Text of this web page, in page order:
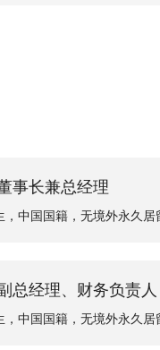
事长兼总经理
，中国国籍，无境外永久
总经理、财务负责人
，中国国籍，无境外永久